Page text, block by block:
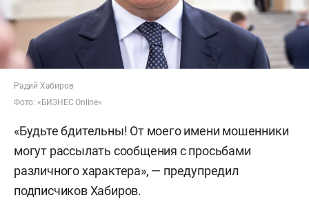
Радий Хабиров
Фото: «БИЗНЕС Online»
«Будьте бдительны! От моего имени мошенники
могут рассылать сообщения с просьбами
различного характера», — предупредил
подписчиков Хабиров.